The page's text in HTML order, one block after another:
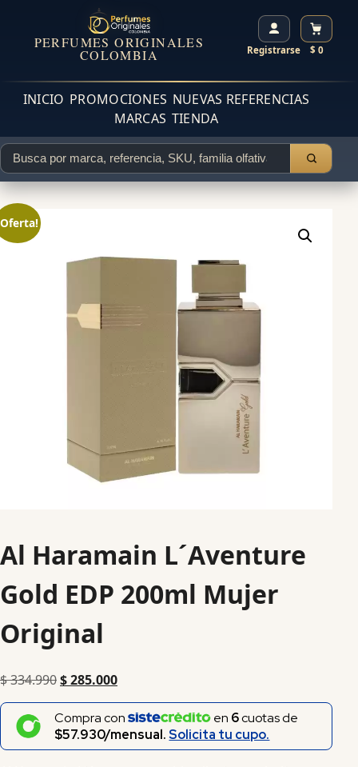
PERFUMES ORIGINALES
COLOMBIA Registrarse $ 0
INICIO PROMOCIONES NUEVAS REFERENCIAS
MARCAS TIENDA
Al Haramain L´Aventure
Gold EDP 200ml Mujer
Original
$334.990$285.000
Compra con en 6cuotas de
$57.930/mensual.Solicita tu cupo.